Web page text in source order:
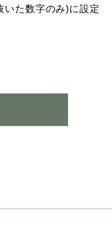
いた数字のみ)に設定